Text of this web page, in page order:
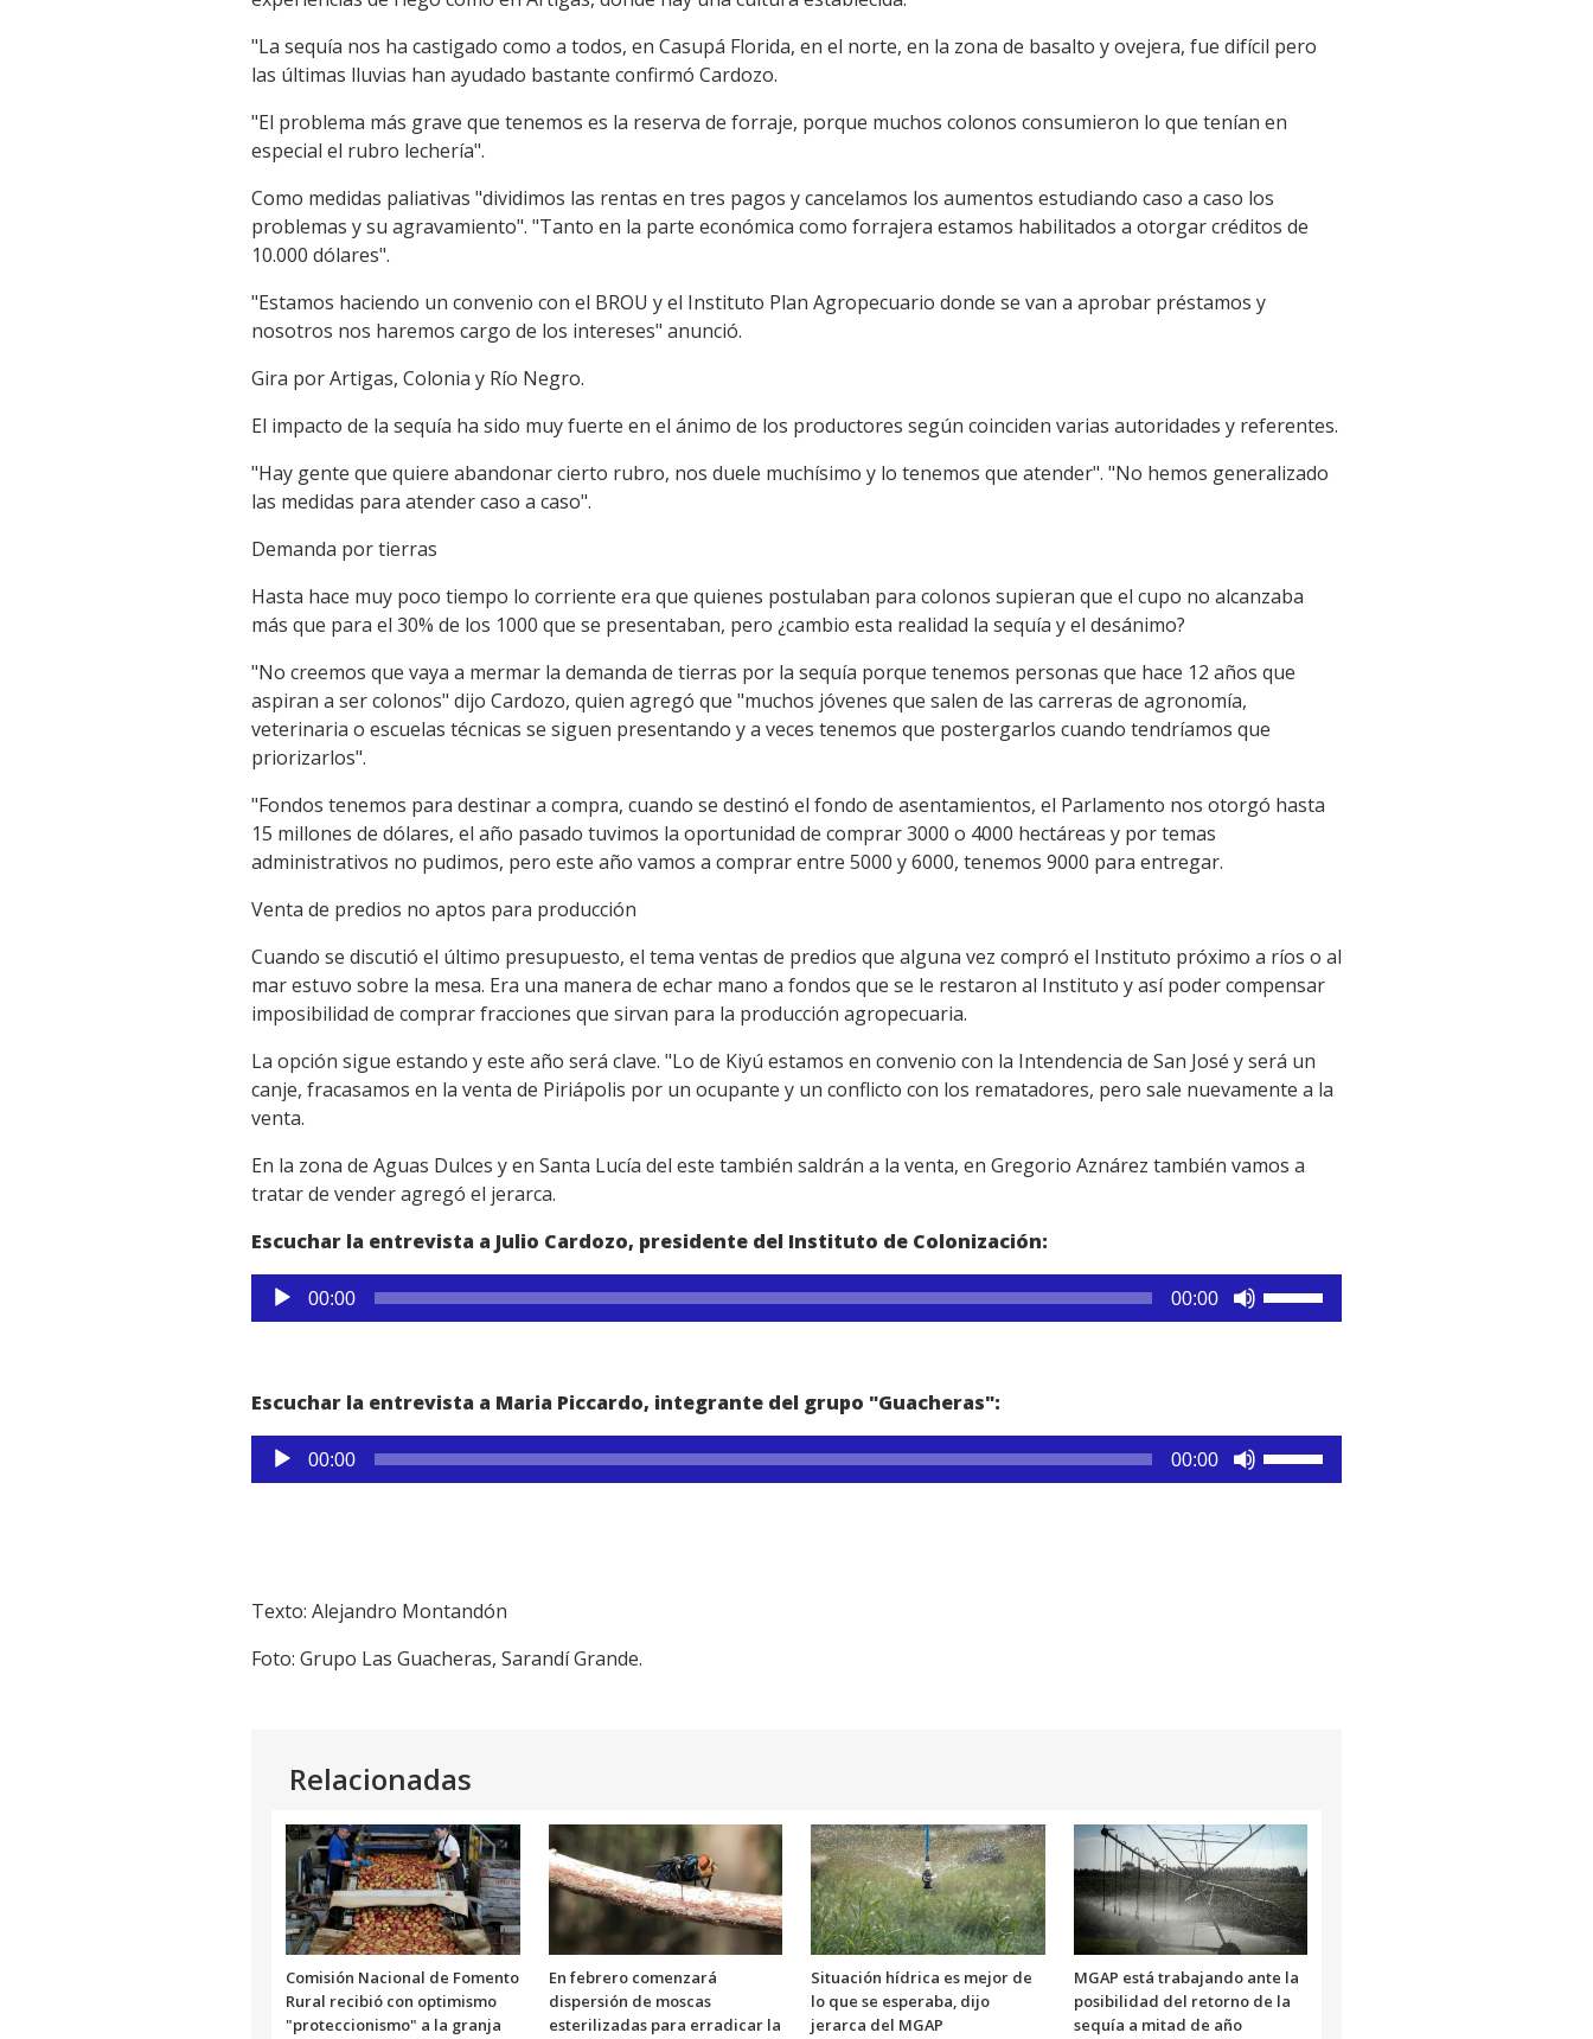
"La sequía nos ha castigado como a todos, en Casupá Florida, en el norte, en la zona de basalto y ovejera, fue difícil pero
las últimas lluvias han ayudado bastante confirmó Cardozo.
"El problema más grave que tenemos es la reserva de forraje, porque muchos colonos consumieron lo que tenían en
especial el rubro lechería".
Como medidas paliativas "dividimos las rentas en tres pagos y cancelamos los aumentos estudiando caso a caso los
problemas y su agravamiento". "Tanto en la parte económica como forrajera estamos habilitados a otorgar créditos de
10.000 dólares".
"Estamos haciendo un convenio con el BROU y el Instituto Plan Agropecuario donde se van a aprobar préstamos y
nosotros nos haremos cargo de los intereses" anunció.
Gira por Artigas, Colonia y Río Negro.
El impacto de la sequía ha sido muy fuerte en el ánimo de los productores según coinciden varias autoridades y referentes.
"Hay gente que quiere abandonar cierto rubro, nos duele muchísimo y lo tenemos que atender". "No hemos generalizado
las medidas para atender caso a caso".
Demanda por tierras
Hasta hace muy poco tiempo lo corriente era que quienes postulaban para colonos supieran que el cupo no alcanzaba
más que para el 30% de los 1000 que se presentaban, pero ¿cambio esta realidad la sequía y el desánimo?
"No creemos que vaya a mermar la demanda de tierras por la sequía porque tenemos personas que hace 12 años que
aspiran a ser colonos" dijo Cardozo, quien agregó que "muchos jóvenes que salen de las carreras de agronomía,
veterinaria o escuelas técnicas se siguen presentando y a veces tenemos que postergarlos cuando tendríamos que
priorizarlos".
"Fondos tenemos para destinar a compra, cuando se destinó el fondo de asentamientos, el Parlamento nos otorgó hasta
15 millones de dólares, el año pasado tuvimos la oportunidad de comprar 3000 o 4000 hectáreas y por temas
administrativos no pudimos, pero este año vamos a comprar entre 5000 y 6000, tenemos 9000 para entregar.
Venta de predios no aptos para producción
Cuando se discutió el último presupuesto, el tema ventas de predios que alguna vez compró el Instituto próximo a ríos o al
mar estuvo sobre la mesa. Era una manera de echar mano a fondos que se le restaron al Instituto y así poder compensar
imposibilidad de comprar fracciones que sirvan para la producción agropecuaria.
La opción sigue estando y este año será clave. "Lo de Kiyú estamos en convenio con la Intendencia de San José y será un
canje, fracasamos en la venta de Piriápolis por un ocupante y un conflicto con los rematadores, pero sale nuevamente a la
venta.
En la zona de Aguas Dulces y en Santa Lucía del este también saldrán a la venta, en Gregorio Aznárez también vamos a
tratar de vender agregó el jerarca.
Escuchar la entrevista a Julio Cardozo, presidente del Instituto de Colonización:
Reproductor
de
00:00 00:00
para
aumentar
Escuchar la entrevista a Maria Piccardo, integrante del grupo "Guacheras":
Reproductor
de
00:00 00:00
Texto: Alejandro Montandón
Foto: Grupo Las Guacheras, Sarandí Grande.
Relacionadas
Comisión Nacional de Fomento
Rural recibió con optimismo
"proteccionismo" a la granja
En febrero comenzará
dispersión de moscas
esterilizadas para erradicar la
Situación hídrica es mejor de
lo que se esperaba, dijo
jerarca del MGAP
MGAP está trabajando ante la
posibilidad del retorno de la
sequía a mitad de año